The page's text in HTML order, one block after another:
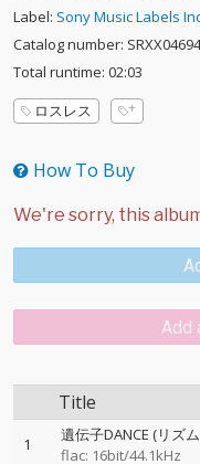
Label: Sony Music Labels
Catalog number:
Total runtime: 02:03
ロスレス
How To Buy
Add
Title
1
遺伝子DANCE (リズ
flac: 16bit/44.1kHz